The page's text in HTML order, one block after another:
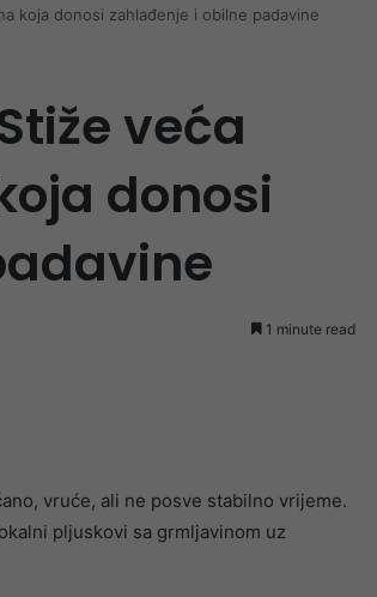
koja donosi zahlađenje i obilne padavine
veća
donosi
1 minute read
vruće, ali ne posve stabilno vrijeme.
pljuskovi sa grmljavinom uz